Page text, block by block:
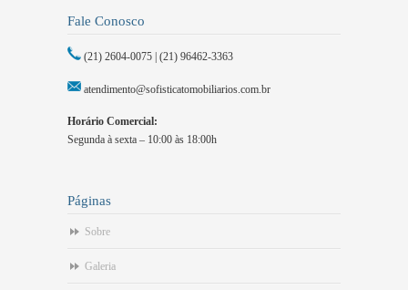
Fale Conosco
(21) 2604-0075 | (21) 96462-3363
atendimento@sofisticatomobiliarios.com.br
Horário Comercial:
Segunda à sexta – 10:00 às 18:00h
Páginas
Sobre
Galeria